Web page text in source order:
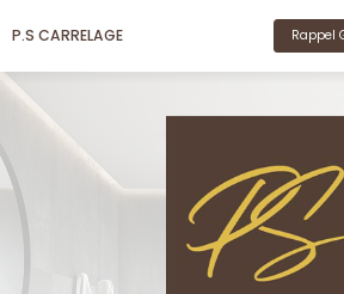
au
principal
P.S CARRELAGE Rappel